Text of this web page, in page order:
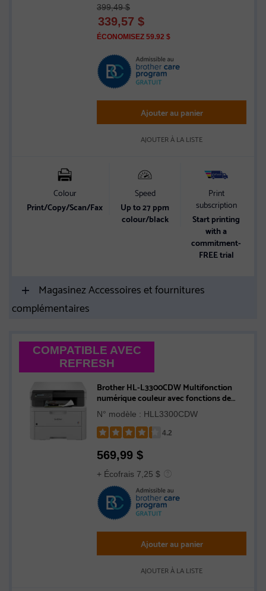
5
out
of
stars
399,49 $
339,57 $
ÉCONOMISEZ 59.92 $
Ajouter au panier
AJOUTER À LA LISTE
Colour
Print/Copy/Scan/Fax
Speed
Up to 27 ppm
colour/black
Print
subscription
Start printing
with a
commitment-
FREE trial
Magasinez Accessoires et fournitures
complémentaires
COMPATIBLE AVEC
REFRESH
Brother HL-L3300CDW Multifonction
numérique couleur avec fonctions de
copie et de numérisation, compatible
avec l’Abonnement Refresh
N° modèle : HLL3300CDW
4.2
4.2
out
5
stars
569,99 $
+ Écofrais 7,25 $
Ajouter au panier
AJOUTER À LA LISTE